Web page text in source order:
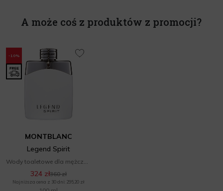
A może coś z produktów z promocji?
-10%
MONTBLANC
Legend Spirit
324 zł360 zł
Najniższa cena z 30 dni: 295,20 zł